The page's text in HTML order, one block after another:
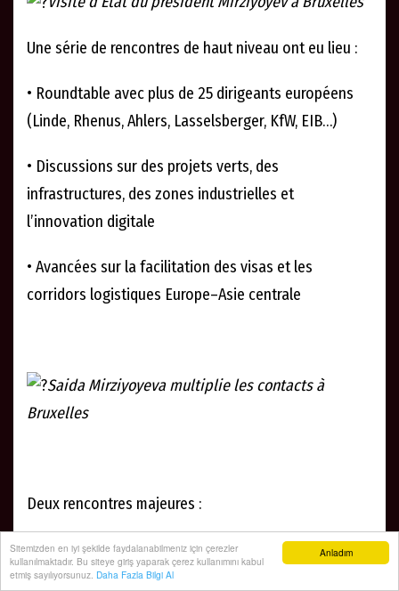
Anladım
Sitemizden en iyi şekilde faydalanabilmeniz için çerezler
kullanılmaktadır. Bu siteye giriş yaparak çerez kullanımını kabul
etmiş sayılıyorsunuz. Daha Fazla Bilgi Al
Une série de rencontres de haut niveau ont eu lieu :
• Roundtable avec plus de 25 dirigeants européens
(Linde, Rhenus, Ahlers, Lasselsberger, KfW, EIB…)
• Discussions sur des projets verts, des
infrastructures, des zones industrielles et
l’innovation digitale
• Avancées sur la facilitation des visas et les
corridors logistiques Europe–Asie centrale
Saida Mirziyoyeva multiplie les contacts à
Bruxelles
Deux rencontres majeures :
• Avec le commissaire Josef Síkela (Partenariats
internationaux)